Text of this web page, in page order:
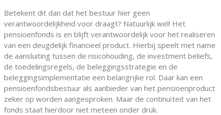
Betekent dit dan dat het bestuur hier geen
verantwoordelijkheid voor draagt? Natuurlijk wel! Het
pensioenfonds is en blijft verantwoordelijk voor het realiseren
van een deugdelijk financieel product. Hierbij speelt met name
de aansluiting tussen de risicohouding, de investment beliefs,
de toedelingsregels, de beleggingsstrategie en de
beleggingsimplementatie een belangrijke rol. Daar kan een
pensioenfondsbestuur als aanbieder van het pensioenproduct
zeker op worden aangesproken. Maar de continuïteit van het
fonds staat hierdoor niet meteen onder druk.